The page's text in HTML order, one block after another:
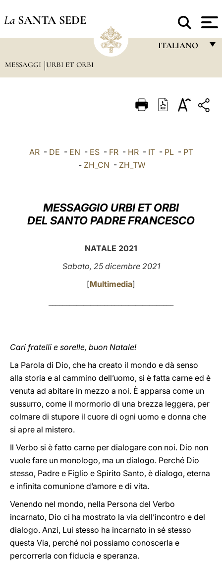
La SANTA SEDE
ITALIANO
ITALIANO
中文
MESSAGGI URBI ET ORBI
AR- DE - EN - ES- FR- HR- IT- PL- PT
- ZH_CN - ZH_TW
MESSAGGIO URBI ET ORBI
DEL SANTO PADRE FRANCESCO
NATALE 2021
Sabato, 25 dicembre 2021
[Multimedia]
Cari fratelli e sorelle, buon Natale!
La Parola di Dio, che ha creato il mondo e dà senso
alla storia e al cammino dell’uomo, si è fatta carne ed è
venuta ad abitare in mezzo a noi. È apparsa come un
sussurro, come il mormorio di una brezza leggera, per
colmare di stupore il cuore di ogni uomo e donna che
si apre al mistero.
Il Verbo si è fatto carne per dialogare con noi. Dio non
vuole fare un monologo, ma un dialogo. Perché Dio
stesso, Padre e Figlio e Spirito Santo, è dialogo, eterna
e infinita comunione d’amore e di vita.
Venendo nel mondo, nella Persona del Verbo
incarnato, Dio ci ha mostrato la via dell’incontro e del
dialogo. Anzi, Lui stesso ha incarnato in sé stesso
questa Via, perché noi possiamo conoscerla e
percorrerla con fiducia e speranza.